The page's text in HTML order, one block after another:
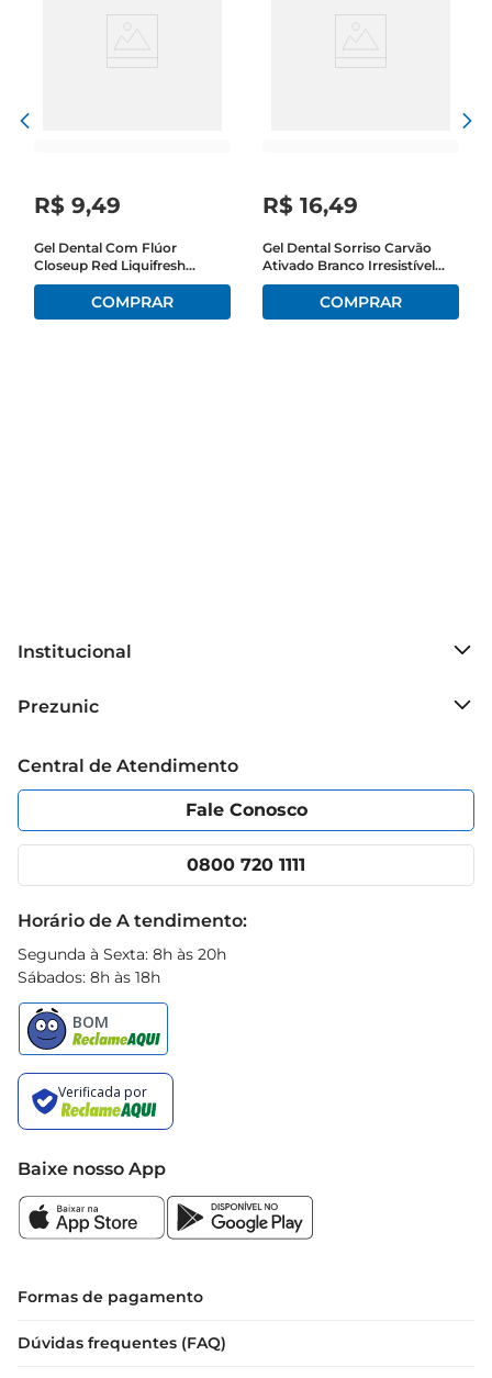
R$ 9,49
Gel Dental Com Flúor
Closeup Red Liquifresh
Frasco 100g
R$ 16,49
Gel Dental Sorriso Carvão
Ativado Branco Irresistível
90g Com 2 Unidades
Institucional
Grupo Cencosud
Política de Privacidade
Portal do fornecedor
Cencosud Media
Prezunic
Código de Ética
App Prezunic
Central de Atendimento
Fale Conosco
0800 720 1111
Horário de A tendimento:
Segunda à Sexta: 8h às 20h
Sábados: 8h às 18h
Baixe nosso App
Formas de pagamento
Dúvidas frequentes (FAQ)